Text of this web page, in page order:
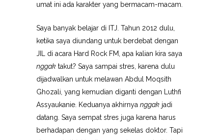
umat ini ada karakter yang bermacam-macam.
Saya banyak belajar di ITJ. Tahun 2012 dulu,
ketika saya diundang untuk berdebat dengan
JIL di acara Hard Rock FM, apa kalian kira saya
nggak takut? Saya sampai stres, karena dulu
dijadwalkan untuk melawan Abdul Moqsith
Ghozali, yang kemudian diganti dengan Luthfi
Assyaukanie. Keduanya akhirnya nggak jadi
datang. Saya sempat stres juga karena harus
berhadapan dengan yang sekelas doktor. Tapi